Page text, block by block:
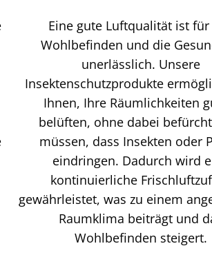
Eine gute Luftqualität ist für
Wohlbefinden und die
unerlässlich. Unsere
Insektenschutzprodukte
Ihnen, Ihre Räumlichkeiten
belüften, ohne dabei
müssen, dass Insekten oder
eindringen. Dadurch wird
kontinuierliche
gewährleistet, was zu einem
Raumklima beiträgt und
Wohlbefinden steigert.